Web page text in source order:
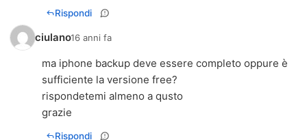
Rispondi
ciulano16 anni fa
ma iphone backup deve essere completo oppure è
sufficiente la versione free?
rispondetemi almeno a qusto
grazie
Rispondi